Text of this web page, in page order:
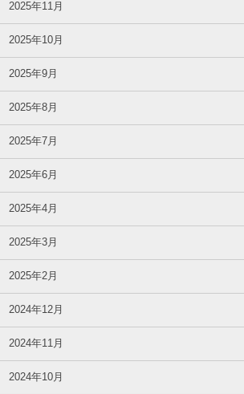
2025年11月
2025年10月
2025年9月
2025年8月
2025年7月
2025年6月
2025年4月
2025年3月
2025年2月
2024年12月
2024年11月
2024年10月